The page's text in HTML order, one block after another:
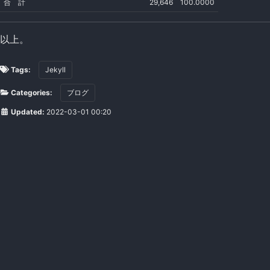
合 計 29,646 100.0000
以上。
Tags: Jekyll
Categories: ブログ
Updated: 2022-03-01 00:20